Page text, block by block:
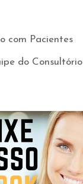
com Pacientes
do Consultório